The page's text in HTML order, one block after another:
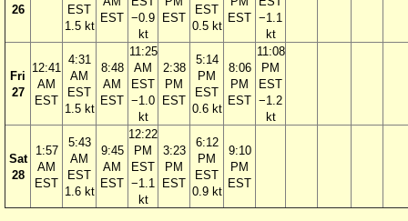
26
EST
1.5 kt
EST −0.9
kt
EST
EST
0.5 kt
EST −1.1
kt
Fri
27
12:41
AM
EST
4:31
AM
EST
1.5 kt
8:48
AM
EST
11:25
AM
EST
−1.0
kt
2:38
PM
EST
5:14
PM
EST
0.6 kt
8:06
PM
EST
11:08
PM
EST
−1.2
kt
Sat
28
1:57
AM
EST
5:43
AM
EST
1.6 kt
9:45
AM
EST
12:22
PM
EST
−1.1
kt
3:23
PM
EST
6:12
PM
EST
0.9 kt
9:10
PM
EST